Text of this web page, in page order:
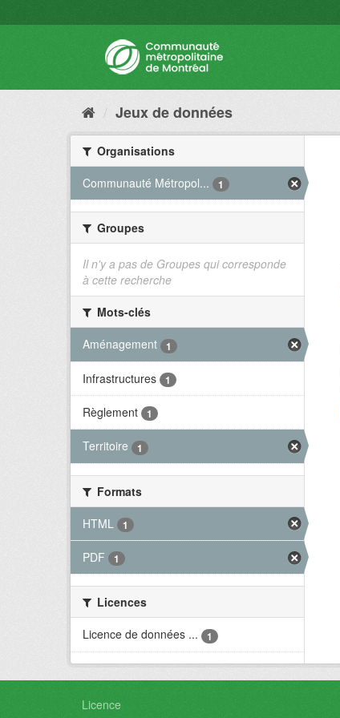
Jeux de données
Organisations
Communauté Métropol...
1
Groupes
Il n'y a pas de Groupes qui corresponde
à cette recherche
Mots-clés
Aménagement
1
Infrastructures 1
Règlement 1
Territoire 1
Formats
HTML
1
PDF 1
Licences
Licence de données ...
1
Licence